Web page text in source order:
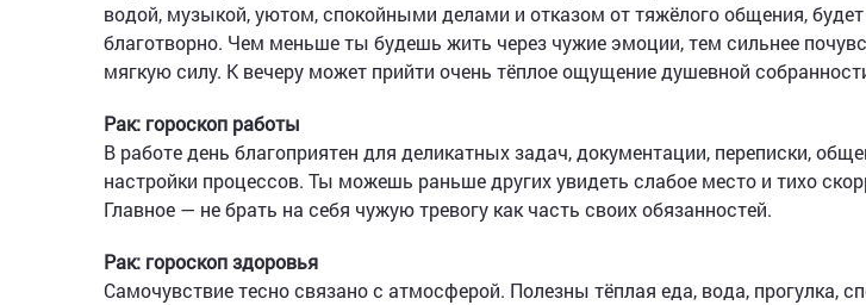
водой, музыкой, уютом, спокойными делами и отказом от тяжёлого общения,
благотворно. Чем меньше ты будешь жить через чужие эмоции, тем сильнее
мягкую силу. К вечеру может прийти очень тёплое ощущение душевной
Рак: гороскоп работы
В работе день благоприятен для деликатных задач, документации, переписки,
настройки процессов. Ты можешь раньше других увидеть слабое место и тихо
Главное — не брать на себя чужую тревогу как часть своих обязанностей.
Рак: гороскоп здоровья
Самочувствие тесно связано с атмосферой. Полезны тёплая еда, вода, прогулка,